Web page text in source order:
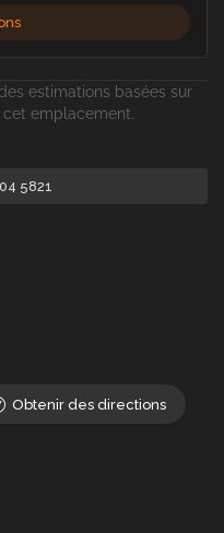
estimations basées sur
emplacement.
5821
Obtenir des directions